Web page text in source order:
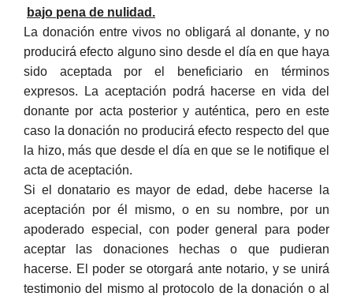
bajo pena de nulidad.
La donación entre vivos no obligará al donante, y no
producirá efecto alguno sino desde el día en que haya
sido aceptada por el beneficiario en términos
expresos. La aceptación podrá hacerse en vida del
donante por acta posterior y auténtica, pero en este
caso la donación no producirá efecto respecto del que
la hizo, más que desde el día en que se le notifique el
acta de aceptación.
Si el donatario es mayor de edad, debe hacerse la
aceptación por él mismo, o en su nombre, por un
apoderado especial, con poder general para poder
aceptar las donaciones hechas o que pudieran
hacerse. El poder se otorgará ante notario, y se unirá
testimonio del mismo al protocolo de la donación o al